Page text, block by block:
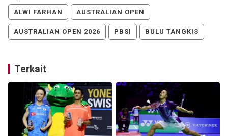
ALWI FARHAN AUSTRALIAN OPEN
AUSTRALIAN OPEN 2026 PBSI BULU TANGKIS
Terkait